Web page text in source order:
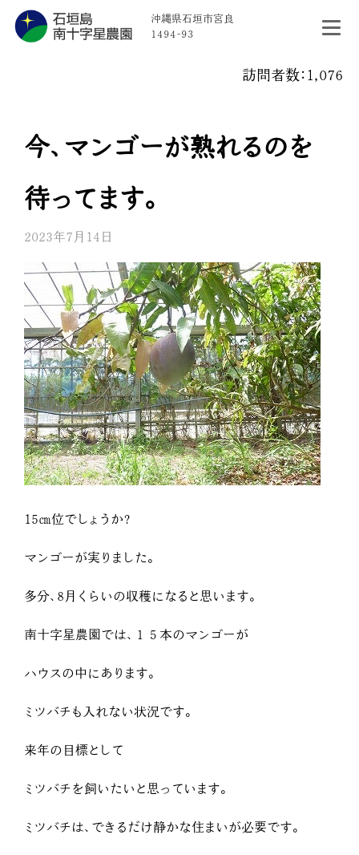
沖縄県石垣市宮良
1494-93
訪問者数：1,076
今、マンゴーが熟れるのを
待ってます。
2023年7月14日
15㎝位でしょうか?
マンゴーが実りました。
多分、8月くらいの収穫になると思います。
南十字星農園では、１５本のマンゴーが
ハウスの中にあります。
ミツバチも入れない状況です。
来年の目標として
ミツバチを飼いたいと思っています。
ミツバチは、できるだけ静かな住まいが必要です。